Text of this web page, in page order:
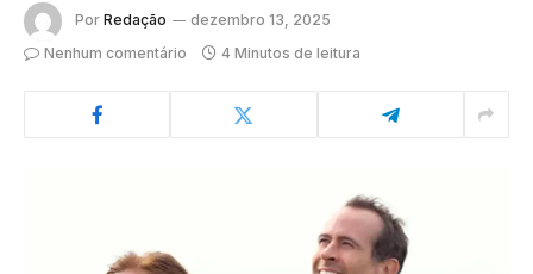
Por Redação
dezembro 13, 2025
Nenhum comentário
4 Minutos de leitura